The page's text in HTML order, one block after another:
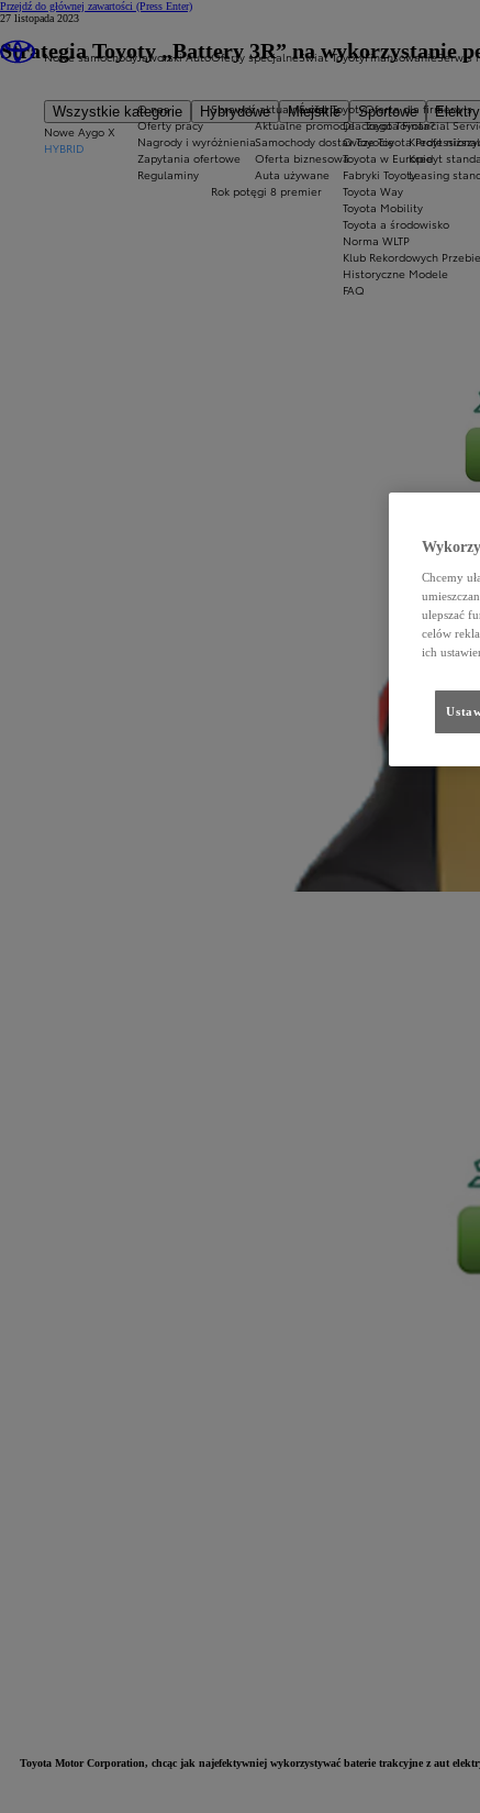
Przejdź do głównej zawartości (Press Enter)
Nowe samochody
Wszystkie kategorie Hybrydowe Miejskie Sportowe
Nowe Aygo X
HYBRID
Jaworski Auto
O nas
Oferty pracy
Nagrody i wyróżnienia
Zapytania ofertowe
Regulaminy
Oferty specjalne
Sprawdź aktualne oferty
Aktualne promocje
Samochody dostawcze Toyota Professional
Oferta biznesowa
Auta używane
Rok potęgi 8 premier
Świat Toyoty
Świat Toyoty
Dlaczego Toyota?
O Toyocie
Toyota w Europie
Fabryki Toyoty
Toyota Way
Toyota Mobility
Toyota a środowisko
Norma WLTP
Klub Rekordowych
Historyczne Modele
FAQ
Finansowanie
Oferta dla firm
Toyota Financial
Kredyt
Kredyt
Leasing
Serwis
Serwis
27 listopada 2023
Strategia Toyoty „Battery 3R” na wykorzystanie
Toyota Motor Corporation, chcąc jak najefektywniej wykorzystywać baterie trakcyjne z aut
Chcemy
ulepszać
celów
ich